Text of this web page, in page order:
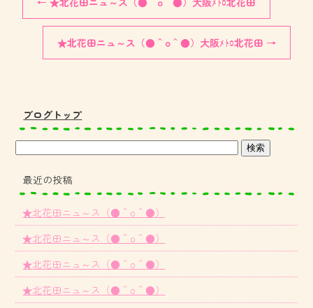
★北花田ニュ～ス（●＾o＾●）大阪ﾒﾄﾛ北花田 →
ブログトップ
最近の投稿
★北花田ニュ～ス（●＾o＾●）
★北花田ニュ～ス（●＾o＾●）
★北花田ニュ～ス（●＾o＾●）
★北花田ニュ～ス（●＾o＾●）